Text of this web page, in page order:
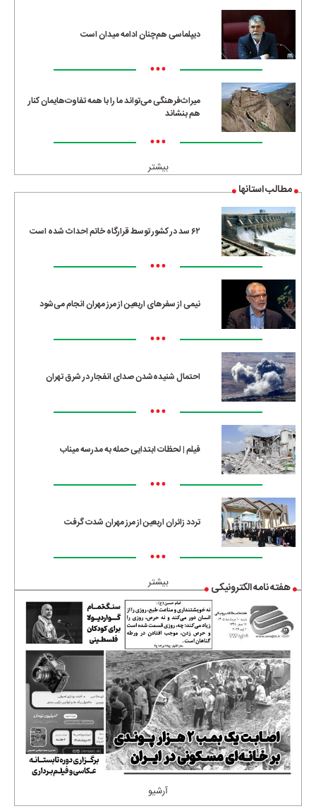
دیپلماسی هم‌چنان ادامه میدان است
•••
میراث‌فرهنگی می‌تواند ما را با همه تفاوت‌هایمان کنار
هم بنشاند
•••
بیشتر
مطالب استانها
۶۲ سد در کشور توسط قرارگاه خاتم احداث شده است
•••
نیمی از سفرهای اربعین از مرز مهران انجام می‌شود
•••
احتمال شنیده‌شدن صدای انفجار در شرق تهران
•••
فیلم | لحظات ابتدایی حمله به مدرسه میناب
•••
تردد زائران اربعین از مرز مهران شدت گرفت
•••
بیشتر هفته نامه الکترونیکی
آرشیو